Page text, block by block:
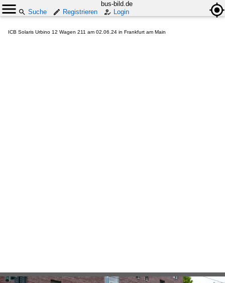
bus-bild.de
Suche
Registrieren Login
ICB Solaris Urbino 12 Wagen 211 am 02.06.24 in Frankfurt am Main